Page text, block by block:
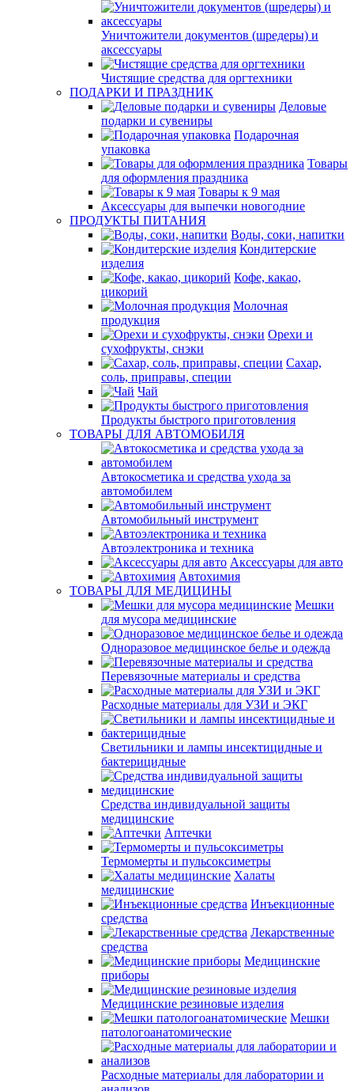
Уничтожители документов (шредеры) и
аксессуары
Чистящие средства для оргтехники
ПОДАРКИ И ПРАЗДНИК
Деловые
подарки и сувениры
Подарочная
упаковка
Товары
для оформления праздника
Товары к 9 мая
Аксессуары для выпечки новогодние
ПРОДУКТЫ ПИТАНИЯ
Воды, соки, напитки
Кондитерские
изделия
Кофе, какао,
цикорий
Молочная
продукция
Орехи и
сухофрукты, снэки
Сахар,
соль, приправы, специи
Чай
Продукты быстрого приготовления
ТОВАРЫ ДЛЯ АВТОМОБИЛЯ
Автокосметика и средства ухода за
автомобилем
Автомобильный инструмент
Автоэлектроника и техника
Аксессуары для авто
Автохимия
ТОВАРЫ ДЛЯ МЕДИЦИНЫ
Мешки
для мусора медицинские
Одноразовое медицинское белье и одежда
Перевязочные материалы и средства
Расходные материалы для УЗИ и ЭКГ
Светильники и лампы инсектицидные и
бактерицидные
Средства индивидуальной защиты
медицинские
Аптечки
Термомерты и пульсоксиметры
Халаты
медицинские
Инъекционные
средства
Лекарственные
средства
Медицинские
приборы
Медицинские резиновые изделия
Мешки
патологоанатомические
Расходные материалы для лаборатории и